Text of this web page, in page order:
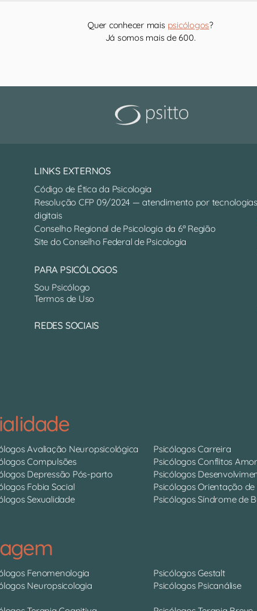
Quer conhecer mais psicólogos?
Já somos mais de 600.
LINKS EXTERNOS
Código de Ética da Psicologia
Resolução CFP 09/2024 — atendimento por tecnologias
digitais
Conselho Regional de Psicologia da 6ª Região
Site do Conselho Federal de Psicologia
PARA PSICÓLOGOS
Sou Psicólogo
Termos de Uso
REDES SOCIAIS
Avaliação Neuropsicológica Psicólogos Carreira
Compulsões Psicólogos Conflitos
Depressão Pós-parto Psicólogos
Fobia Social Psicólogos Orientação de
Sexualidade Psicólogos Síndrome de
Fenomenologia Psicólogos Gestalt
Neuropsicologia Psicólogos Psicanálise